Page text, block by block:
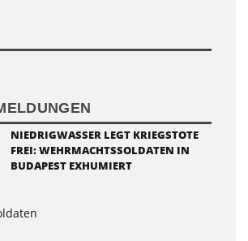
NIEDRIGWASSER LEGT KRIEGSTOTE
FREI: WEHRMACHTSSOLDATEN IN
BUDAPEST EXHUMIERT